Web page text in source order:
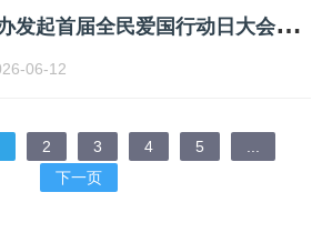
地
球村民网联合主办发起首届全民爱国行动日大会实况报道（网事记忆）
06-12
2 3 4 5
下一页